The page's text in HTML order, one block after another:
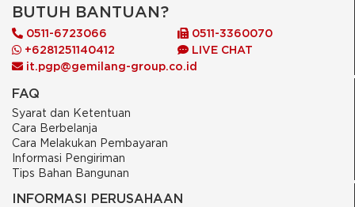
BUTUH BANTUAN?
0511-6723066
0511-3360070
+6281251140412
LIVE CHAT
it.pgp@gemilang-group.co.id
FAQ
Syarat dan Ketentuan
Cara Berbelanja
Cara Melakukan Pembayaran
Informasi Pengiriman
Tips Bahan Bangunan
INFORMASI PERUSAHAAN